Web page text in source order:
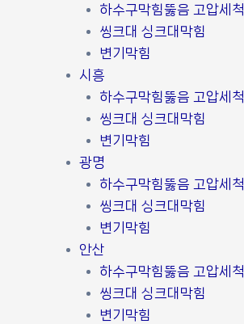
하수구막힘뚫음 고압세척
씽크대 싱크대막힘
변기막힘
시흥
하수구막힘뚫음 고압세척
씽크대 싱크대막힘
변기막힘
광명
하수구막힘뚫음 고압세척
씽크대 싱크대막힘
변기막힘
안산
하수구막힘뚫음 고압세척
씽크대 싱크대막힘
변기막힘